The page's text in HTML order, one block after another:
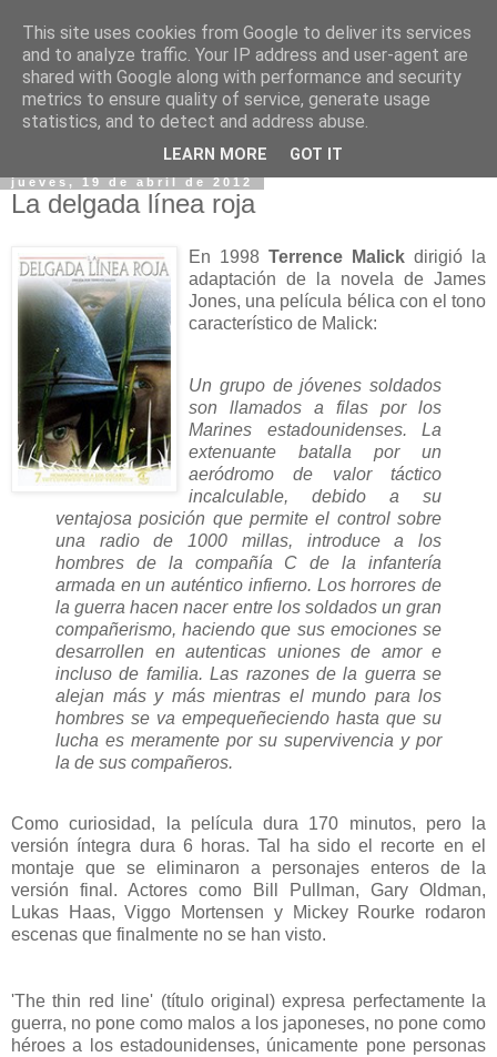
jueves, 19 de abril de 2012
La delgada línea roja
En 1998 Terrence Malick dirigió la
adaptación de la novela de James
Jones, una película bélica con el tono
característico de Malick:
Un grupo de jóvenes soldados
son llamados a filas por los
Marines estadounidenses. La
extenuante batalla por un
aeródromo de valor táctico
incalculable, debido a su
ventajosa posición que permite el control sobre
una radio de 1000 millas, introduce a los
hombres de la compañía C de la infantería
armada en un auténtico infierno. Los horrores de
la guerra hacen nacer entre los soldados un gran
compañerismo, haciendo que sus emociones se
desarrollen en autenticas uniones de amor e
incluso de familia. Las razones de la guerra se
alejan más y más mientras el mundo para los
hombres se va empequeñeciendo hasta que su
lucha es meramente por su supervivencia y por
la de sus compañeros.
Como curiosidad, la película dura 170 minutos, pero la
versión íntegra dura 6 horas. Tal ha sido el recorte en el
montaje que se eliminaron a personajes enteros de la
versión final. Actores como Bill Pullman, Gary Oldman,
Lukas Haas, Viggo Mortensen y Mickey Rourke rodaron
escenas que finalmente no se han visto.
'The thin red line' (título original) expresa perfectamente la
guerra, no pone como malos a los japoneses, no pone como
héroes a los estadounidenses, únicamente pone personas
This site uses cookies from Google to deliver its services
and to analyze traffic. Your IP address and user-agent are
shared with Google along with performance and security
metrics to ensure quality of service, generate usage
statistics, and to detect and address abuse.
LEARN MORE GOT IT